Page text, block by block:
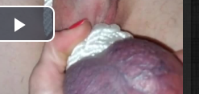
Play
Video